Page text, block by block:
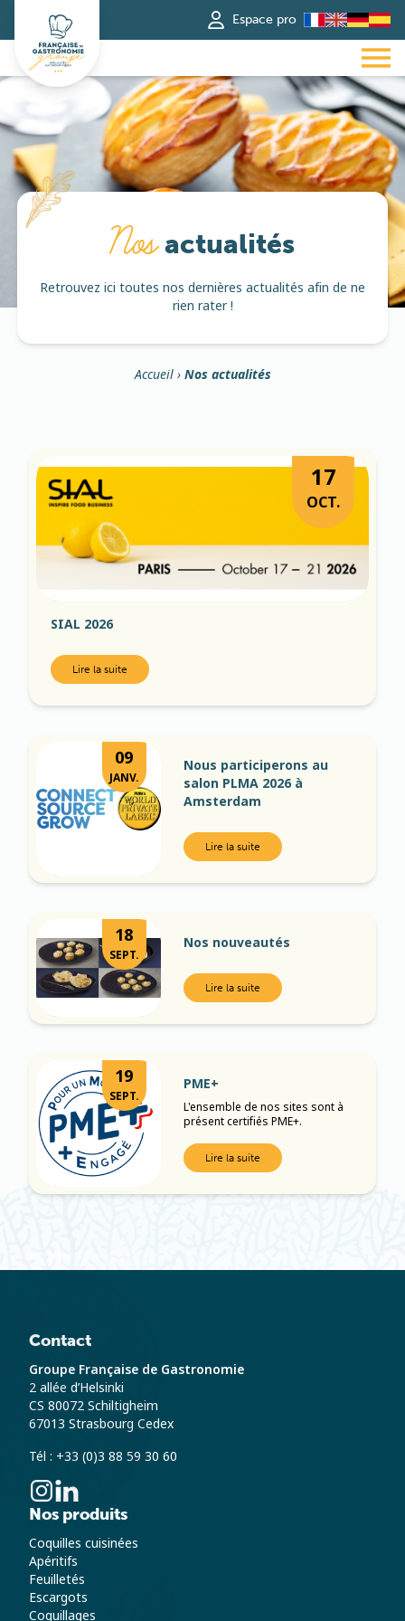
Espace pro
Nosactualités
Retrouvez ici toutes nos dernières actualités afin de ne
rien rater !
Accueil› Nos actualités
17
OCT.
SIAL 2026
Lire la suite
09
JANV.
Nous participerons au
salon PLMA 2026 à
Amsterdam
Lire la suite
18
SEPT.
Nos nouveautés
Lire la suite
19
SEPT.
PME+
L'ensemble de nos sites sont à
présent certifiés PME+.
Lire la suite
Contact
Groupe Française de Gastronomie
2 allée d’Helsinki
CS 80072 Schiltigheim
67013 Strasbourg Cedex
Tél : +33 (0)3 88 59 30 60
Nos produits
Coquilles cuisinées
Apéritifs
Feuilletés
Escargots
Coquillages